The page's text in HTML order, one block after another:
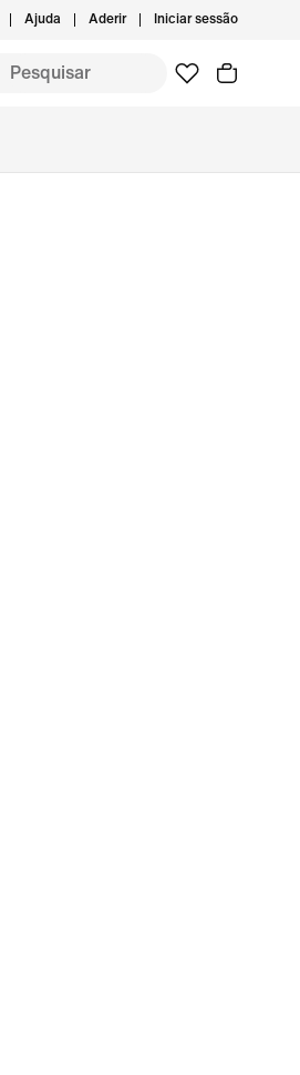
Ajuda Aderir Iniciar sessão